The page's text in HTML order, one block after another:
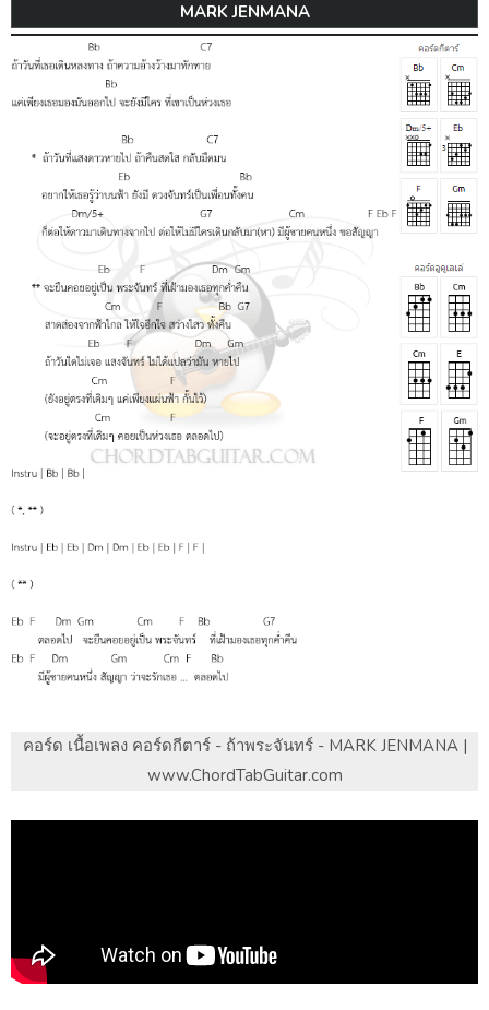
MARK JENMANA
คอร์ด เนื้อเพลง คอร์ดกีตาร์ - ถ้าพระจันทร์ - MARK JENMANA |
www.ChordTabGuitar.com